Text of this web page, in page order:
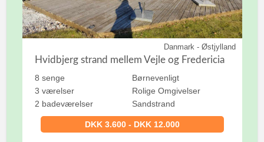
Danmark - Østjylland
Hvidbjerg strand mellem Vejle og Fredericia
8 senge
3 værelser
2 badeværelser
Børnevenligt
Rolige Omgivelser
Sandstrand
DKK 3.600 - DKK 12.000